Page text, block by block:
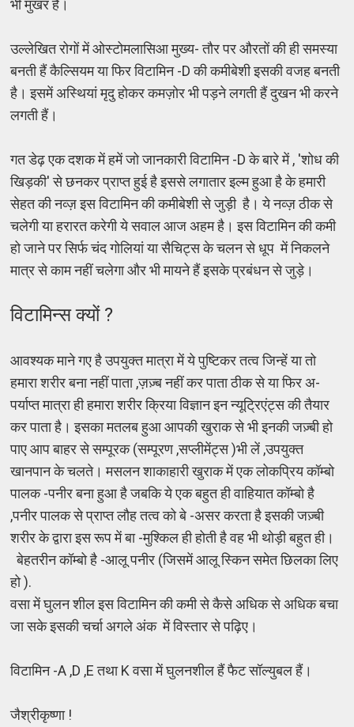
भी मुखर हैं।
उल्लेखित रोगों में ओस्टोमलासिआ मुख्य- तौर पर औरतों की ही समस्या
बनती हैं कैल्सियम या फिर विटामिन -D की कमीबेशी इसकी वजह बनती
है। इसमें अस्थियां मृदु होकर कमज़ोर भी पड़ने लगती हैं दुखन भी करने
लगती हैं।
गत डेढ़ एक दशक में हमें जो जानकारी विटामिन -D के बारे में , 'शोध की
खिड़की' से छनकर प्राप्त हुई है इससे लगातार इल्म हुआ है के हमारी
सेहत की नव्ज़ इस विटामिन की कमीबेशी से जुड़ी है। ये नव्ज़ ठीक से
चलेगी या हरारत करेगी ये सवाल आज अहम है। इस विटामिन की कमी
हो जाने पर सिर्फ चंद गोलियां या सैचिट्स के चलन से धूप में निकलने
मात्र से काम नहीं चलेगा और भी मायने हैं इसके प्रबंधन से जुड़े।
विटामिन्स क्यों ?
आवश्यक माने गए है उपयुक्त मात्रा में ये पुष्टिकर तत्व जिन्हें या तो
हमारा शरीर बना नहीं पाता ,ज़ज़्ब नहीं कर पाता ठीक से या फिर अ-
पर्याप्त मात्रा ही हमारा शरीर क्रिया विज्ञान इन न्यूट्रिएंट्स की तैयार
कर पाता है। इसका मतलब हुआ आपकी खुराक से भी इनकी जज़्बी हो
पाए आप बाहर से सम्पूरक (सम्पूरण ,सप्लीमेंट्स )भी लें ,उपयुक्त
खानपान के चलते। मसलन शाकाहारी खुराक में एक लोकप्रिय कॉम्बो
पालक -पनीर बना हुआ है जबकि ये एक बहुत ही वाहियात कॉम्बो है
,पनीर पालक से प्राप्त लौह तत्व को बे -असर करता है इसकी जज़्बी
शरीर के द्वारा इस रूप में बा -मुश्किल ही होती है वह भी थोड़ी बहुत ही।
बेहतरीन कॉम्बो है -आलू पनीर (जिसमें आलू स्किन समेत छिलका लिए
हो ).
वसा में घुलन शील इस विटामिन की कमी से कैसे अधिक से अधिक बचा
जा सके इसकी चर्चा अगले अंक में विस्तार से पढ़िए।
विटामिन -A ,D ,E तथा K वसा में घुलनशील हैं फैट सॉल्युबल हैं।
जैश्रीकृष्णा !